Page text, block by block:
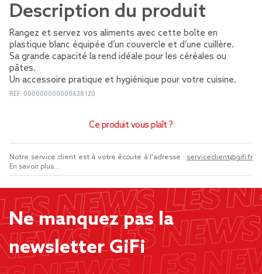
Description du produit
Rangez et servez vos aliments avec cette boîte en
plastique blanc équipée d’un couvercle et d’une cuillère.
Sa grande capacité la rend idéale pour les céréales ou
pâtes.
Un accessoire pratique et hygiénique pour votre cuisine.
REF. 000000000000638120
Ce produit vous plaît ?
Notre service client est à votre écoute à l'adresse : serviceclient@gifi.fr
En savoir plus...
Ne manquez pas la
newsletter GiFi